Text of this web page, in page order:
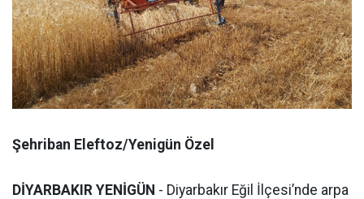
Şehriban Eleftoz/Yenigün Özel
DİYARBAKIR YENİGÜN - Diyarbakır Eğil İlçesi’nde arpa